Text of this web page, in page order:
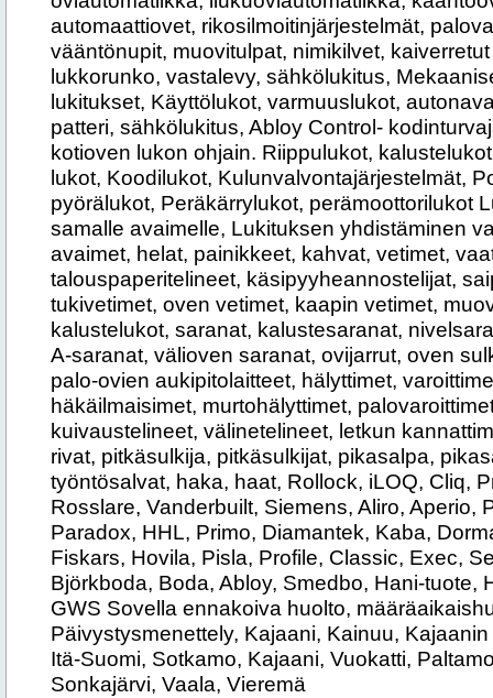
automaattiovet, rikosilmoitinjärjestelmät,
vääntönupit, muovitulpat, nimikilvet,
lukkorunko, vastalevy, sähkölukitus,
lukitukset, Käyttölukot, varmuuslukot,
patteri, sähkölukitus, Abloy Control-
kotioven lukon ohjain. Riippulukot,
lukot, Koodilukot, Kulunvalvontajärjestelmät,
pyörälukot, Peräkärrylukot, perämoottorilukot
samalle avaimelle, Lukituksen yhdistäminen
avaimet, helat, painikkeet, kahvat, vetimet,
talouspaperitelineet, käsipyyheannostelijat,
tukivetimet, oven vetimet, kaapin vetimet,
kalustelukot, saranat, kalustesaranat,
A-saranat, välioven saranat, ovijarrut, oven
palo-ovien aukipitolaitteet, hälyttimet,
häkäilmaisimet, murtohälyttimet,
kuivaustelineet, välinetelineet, letkun
rivat, pitkäsulkija, pitkäsulkijat, pikasalpa,
työntösalvat, haka, haat, Rollock, iLOQ, Cliq,
Rosslare, Vanderbuilt, Siemens, Aliro, Aperio,
Paradox, HHL, Primo, Diamantek, Kaba,
Fiskars, Hovila, Pisla, Profile, Classic, Exec,
Björkboda, Boda, Abloy, Smedbo, Hani-tuote,
GWS Sovella ennakoiva huolto,
Päivystysmenettely, Kajaani, Kainuu,
Itä-Suomi, Sotkamo, Kajaani, Vuokatti,
Sonkajärvi, Vaala, Vieremä